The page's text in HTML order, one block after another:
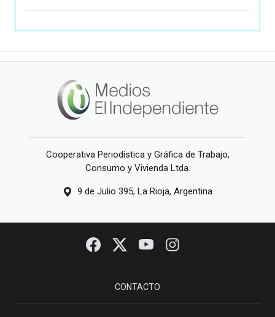
Cooperativa Periodística y Gráfica de Trabajo,
Consumo y Vivienda Ltda.
9 de Julio 395, La Rioja, Argentina
CONTACTO